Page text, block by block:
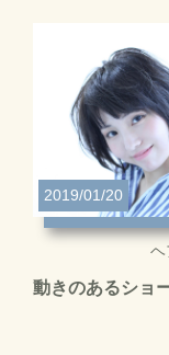
2019/01/20
ヘ
動きのあるショ